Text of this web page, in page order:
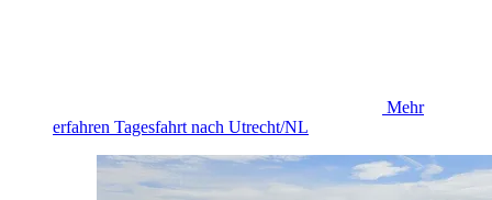
Mehr
erfahren Tagesfahrt nach Utrecht/NL